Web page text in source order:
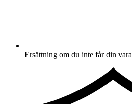
Ersättning om du inte får din vara